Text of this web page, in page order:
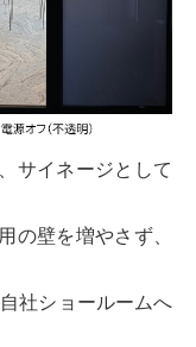
サイネージとして
の壁を増やさず、
社ショールームへ